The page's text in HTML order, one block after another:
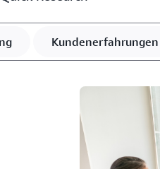
Kundenerfahrungen